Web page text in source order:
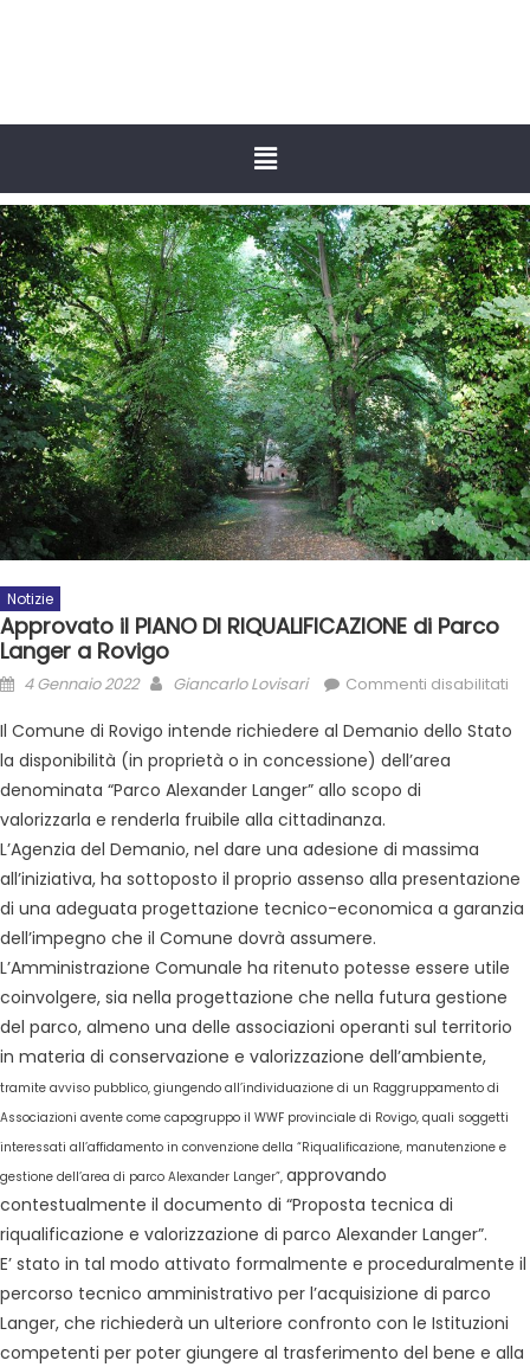
Notizie
Approvato il PIANO DI RIQUALIFICAZIONE di Parco
Langer a Rovigo
4 Gennaio 2022 Giancarlo Lovisari Commenti disabilitati
Il Comune di Rovigo intende richiedere al Demanio dello Stato
la disponibilità (in proprietà o in concessione) dell’area
denominata “Parco Alexander Langer” allo scopo di
valorizzarla e renderla fruibile alla cittadinanza.
L’Agenzia del Demanio, nel dare una adesione di massima
all’iniziativa, ha sottoposto il proprio assenso alla presentazione
di una adeguata progettazione tecnico-economica a garanzia
dell’impegno che il Comune dovrà assumere.
L’Amministrazione Comunale ha ritenuto potesse essere utile
coinvolgere, sia nella progettazione che nella futura gestione
del parco, almeno una delle associazioni operanti sul territorio
in materia di conservazione e valorizzazione dell’ambiente,
tramite avviso pubblico, giungendo all’individuazione di un Raggruppamento di
Associazioni avente come capogruppo il WWF provinciale di Rovigo, quali soggetti
interessati all’affidamento in convenzione della “Riqualificazione, manutenzione e
gestione dell’area di parco Alexander Langer”, approvando
contestualmente il documento di “Proposta tecnica di
riqualificazione e valorizzazione di parco Alexander Langer”.
E’ stato in tal modo attivato formalmente e proceduralmente il
percorso tecnico amministrativo per l’acquisizione di parco
Langer, che richiederà un ulteriore confronto con le Istituzioni
competenti per poter giungere al trasferimento del bene e alla